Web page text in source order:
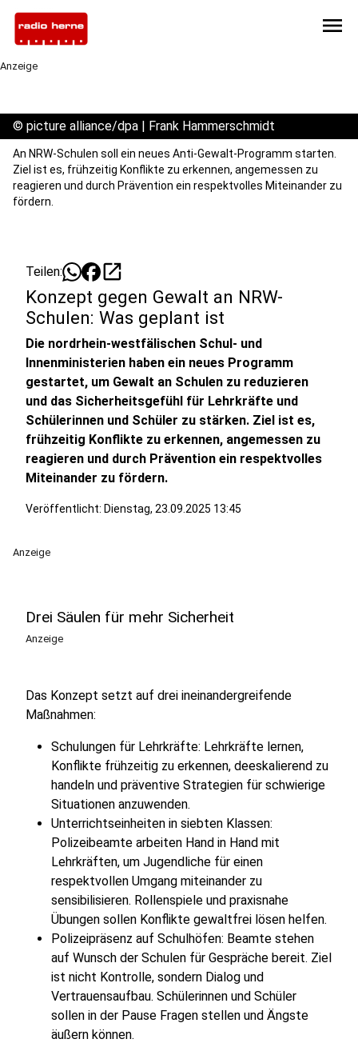
menu
Anzeige
© picture alliance/dpa | Frank Hammerschmidt
An NRW-Schulen soll ein neues Anti-Gewalt-Programm starten.
Ziel ist es, frühzeitig Konflikte zu erkennen, angemessen zu
reagieren und durch Prävention ein respektvolles Miteinander zu
fördern.
Teilen: open_in_new
Konzept gegen Gewalt an NRW-
Schulen: Was geplant ist
Die nordrhein-westfälischen Schul- und
Innenministerien haben ein neues Programm
gestartet, um Gewalt an Schulen zu reduzieren
und das Sicherheitsgefühl für Lehrkräfte und
Schülerinnen und Schüler zu stärken. Ziel ist es,
frühzeitig Konflikte zu erkennen, angemessen zu
reagieren und durch Prävention ein respektvolles
Miteinander zu fördern.
Veröffentlicht: Dienstag, 23.09.2025 13:45
Anzeige
Drei Säulen für mehr Sicherheit
Anzeige
Das Konzept setzt auf drei ineinandergreifende
Maßnahmen:
Schulungen für Lehrkräfte: Lehrkräfte lernen,
Konflikte frühzeitig zu erkennen, deeskalierend zu
handeln und präventive Strategien für schwierige
Situationen anzuwenden.
Unterrichtseinheiten in siebten Klassen:
Polizeibeamte arbeiten Hand in Hand mit
Lehrkräften, um Jugendliche für einen
respektvollen Umgang miteinander zu
sensibilisieren. Rollenspiele und praxisnahe
Übungen sollen Konflikte gewaltfrei lösen helfen.
Polizeipräsenz auf Schulhöfen: Beamte stehen
auf Wunsch der Schulen für Gespräche bereit. Ziel
ist nicht Kontrolle, sondern Dialog und
Vertrauensaufbau. Schülerinnen und Schüler
sollen in der Pause Fragen stellen und Ängste
äußern können.